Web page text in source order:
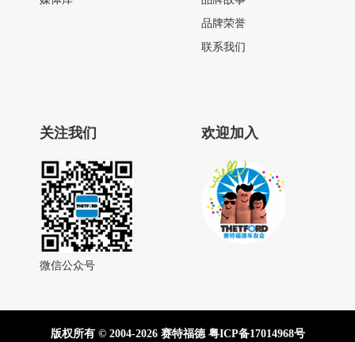
品牌荣誉
联系我们
关注我们
微信公众号
欢迎加入
版权所有 © 2004-2026 赛特福德 粤ICP备17014968号